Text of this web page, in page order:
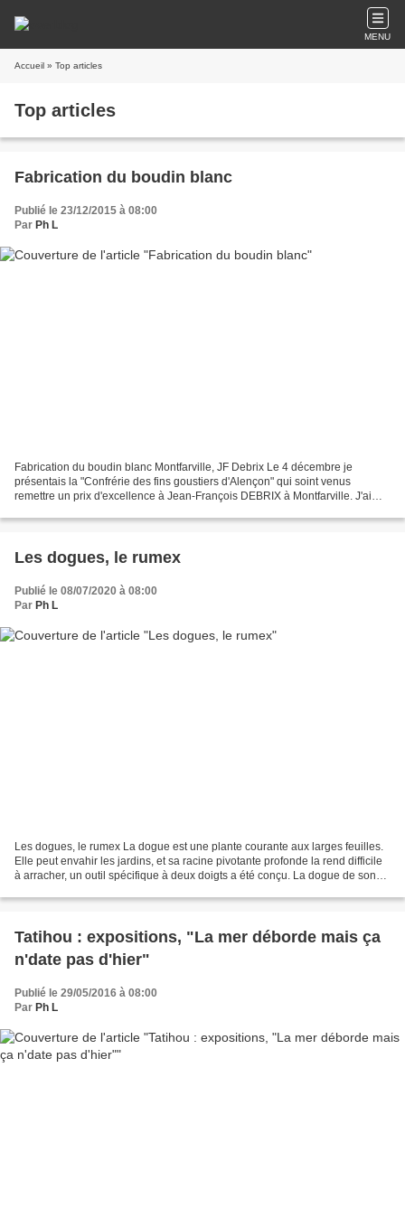
MENU
Accueil » Top articles
Top articles
Fabrication du boudin blanc
Publié le 23/12/2015 à 08:00
Par Ph L
Fabrication du boudin blanc Montfarville, JF Debrix Le 4 décembre je
présentais la "Confrérie des fins goustiers d'Alençon" qui soint venus
remettre un prix d'excellence à Jean-François DEBRIX à Montfarville. J'ai
Les dogues, le rumex
Publié le 08/07/2020 à 08:00
Par Ph L
Les dogues, le rumex La dogue est une plante courante aux larges feuilles.
Elle peut envahir les jardins, et sa racine pivotante profonde la rend difficile
à arracher, un outil spécifique à deux doigts a été conçu. La dogue de son
Tatihou : expositions, "La mer déborde mais ça
n'date pas d'hier"
Publié le 29/05/2016 à 08:00
Par Ph L